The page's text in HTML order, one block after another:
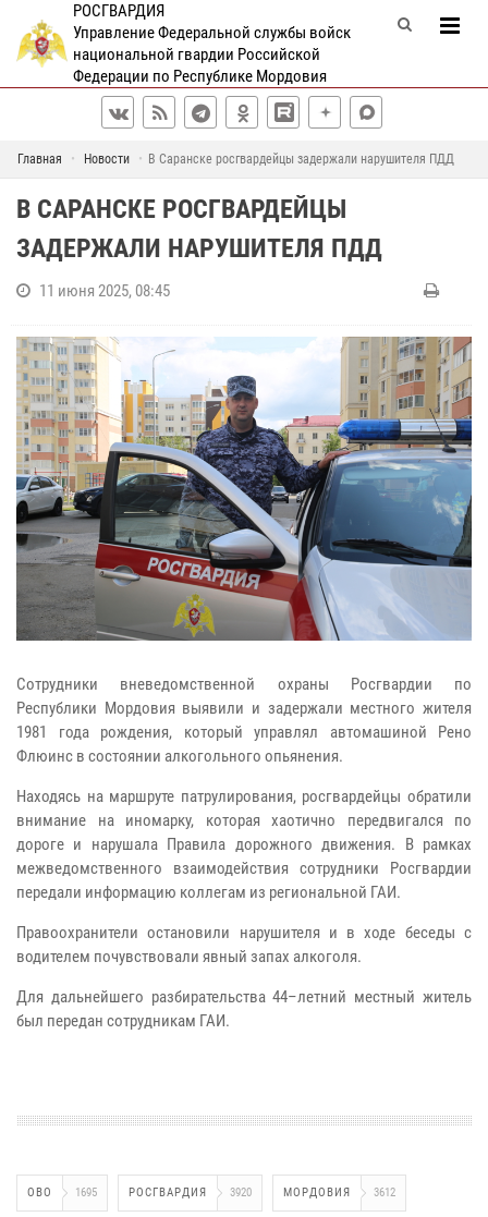
РОСГВАРДИЯ
Управление Федеральной службы войск
национальной гвардии Российской
Федерации по Республике Мордовия
Главная Новости В Саранске росгвардейцы задержали нарушителя ПДД
В САРАНСКЕ РОСГВАРДЕЙЦЫ
ЗАДЕРЖАЛИ НАРУШИТЕЛЯ ПДД
11 июня 2025, 08:45
Сотрудники вневедомственной охраны Росгвардии по
Республики Мордовия выявили и задержали местного жителя
1981 года рождения, который управлял автомашиной Рено
Флюинс в состоянии алкогольного опьянения.
Находясь на маршруте патрулирования, росгвардейцы обратили
внимание на иномарку, которая хаотично передвигался по
дороге и нарушала Правила дорожного движения. В рамках
межведомственного взаимодействия сотрудники Росгвардии
передали информацию коллегам из региональной ГАИ.
Правоохранители остановили нарушителя и в ходе беседы с
водителем почувствовали явный запах алкоголя.
Для дальнейшего разбирательства 44–летний местный житель
был передан сотрудникам ГАИ.
ОВО 1695 РОСГВАРДИЯ 3920 МОРДОВИЯ 3612